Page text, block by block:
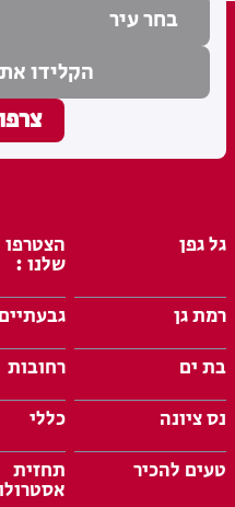
גל גפן הצטרפו
שלנו :
רמת גן
גבעתיים
בת ים
רחובות
נס ציונה
כללי
טעים להכיר
תחזית